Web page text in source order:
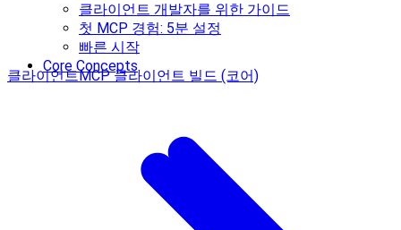
클라이언트 개발자를 위한 가이드
첫 MCP 경험: 5분 설정
빠른 시작
Core Concepts
클라이언트MCP 클라이언트 빌드 (코어)